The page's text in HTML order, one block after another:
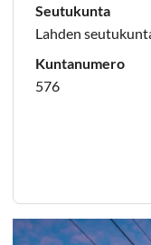
Seutukunta
Lahden
Kuntanumero
576